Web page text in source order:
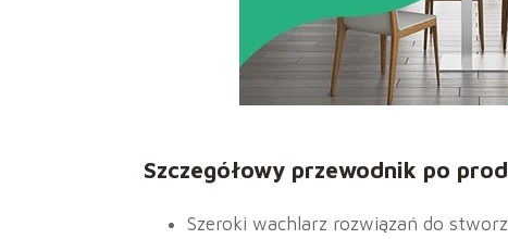
Szczegółowy przewodnik po
Szeroki wachlarz rozwiązań do